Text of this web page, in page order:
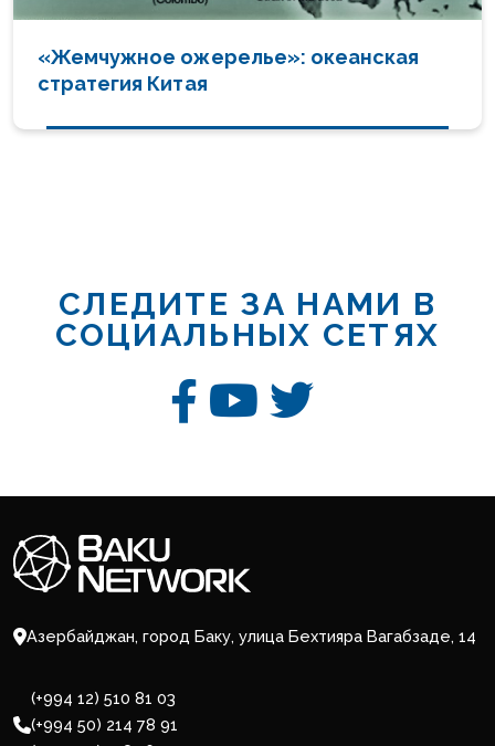
«Жемчужное ожерелье»: океанская
стратегия Китая
СЛЕДИТЕ ЗА НАМИ В
СОЦИАЛЬНЫХ СЕТЯХ
Азербайджан, город Баку, улица Бехтияра Вагабзаде, 14
(+994 12) 510 81 03
(+994 50) 214 78 91